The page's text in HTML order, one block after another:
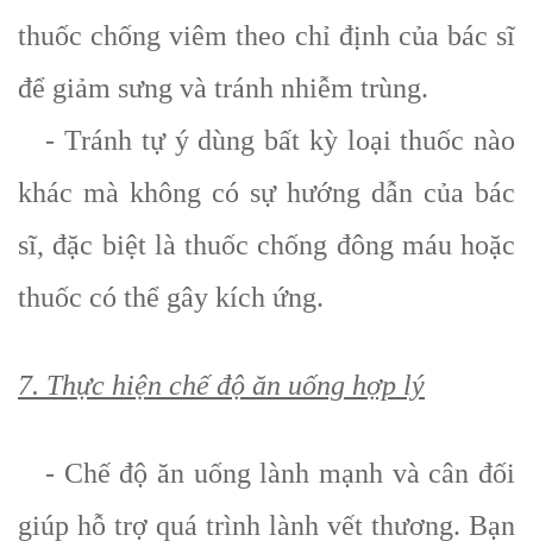
thuốc chống viêm theo chỉ định của bác sĩ
để giảm sưng và tránh nhiễm trùng.
- Tránh tự ý dùng bất kỳ loại thuốc nào
khác mà không có sự hướng dẫn của bác
sĩ, đặc biệt là thuốc chống đông máu hoặc
thuốc có thể gây kích ứng.
7. Thực hiện chế độ ăn uống hợp lý
- Chế độ ăn uống lành mạnh và cân đối
giúp hỗ trợ quá trình lành vết thương. Bạn